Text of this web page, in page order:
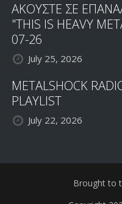
ΑΚΟΥΣΤΕ ΣΕ
"THIS IS HEAVY
07-26
July 25, 2026
METALSHOCK
PLAYLIST
July 22, 2026
Brought to